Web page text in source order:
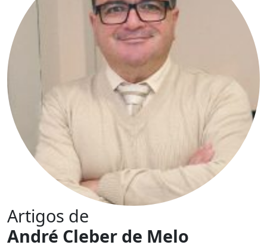
Artigos de
André Cleber de Melo